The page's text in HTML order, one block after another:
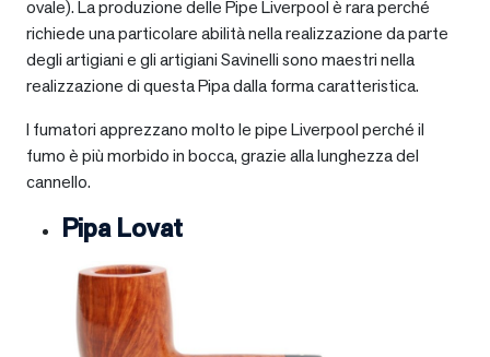
ovale). La produzione delle Pipe Liverpool è rara perché
richiede una particolare abilità nella realizzazione da parte
degli artigiani e gli artigiani Savinelli sono maestri nella
realizzazione di questa Pipa dalla forma caratteristica.
I fumatori apprezzano molto le pipe Liverpool perché il
fumo è più morbido in bocca, grazie alla lunghezza del
cannello.
Pipa Lovat